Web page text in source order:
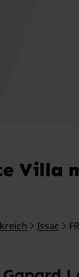
Villa
Issac